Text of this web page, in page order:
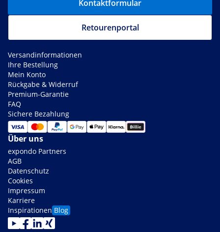
Kontaktformular
Retourenportal
Versandinformationen
Ihre Bestellung
Mein Konto
Rückgabe & Widerruf
Premium-Garantie
FAQ
Sichere Bezahlung
Über uns
expondo Partners
AGB
Datenschutz
Cookies
Impressum
Karriere
Inspirationen Blog